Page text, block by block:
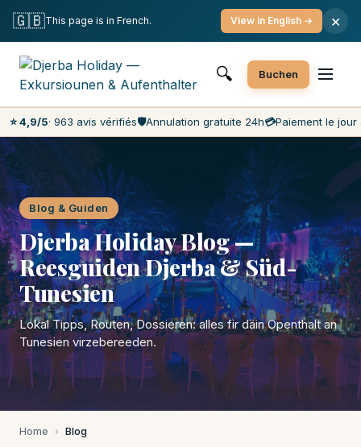
Fräi Annulatioun
Déi béillegsten Präisser um Maart
Kundenservice 7 Deeg d'Woch
🔍 Buchen
⭐ 4,9/5· 963 avis vérifiés🛡️Annulation gratuite 24h💳Paiement le jour
Blog & Guiden
Djerba Holiday Blog —
Reesguiden Djerba & Süd-
Tunesien
Lokal Tipps, Routen, Dossieren: alles fir däin Openthalt an
Tunesien virzebereeden.
Home › Blog
🇬🇧This page is in French. View in English → ×